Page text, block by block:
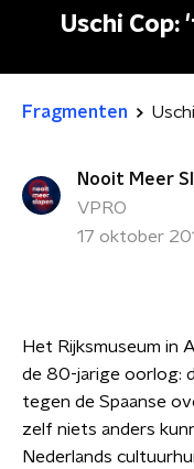
Uschi
Fragmenten
Nooit Meer
VPRO
17 oktober
Het Rijksmuseum
de 80-jarige oorlog:
tegen de Spaanse
zelf niets anders
Nederlands